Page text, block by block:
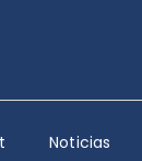
Noticias